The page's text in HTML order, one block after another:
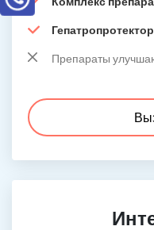
Препараты